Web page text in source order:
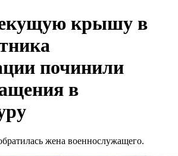
крышу в
починили
в
жена военнослужащего.